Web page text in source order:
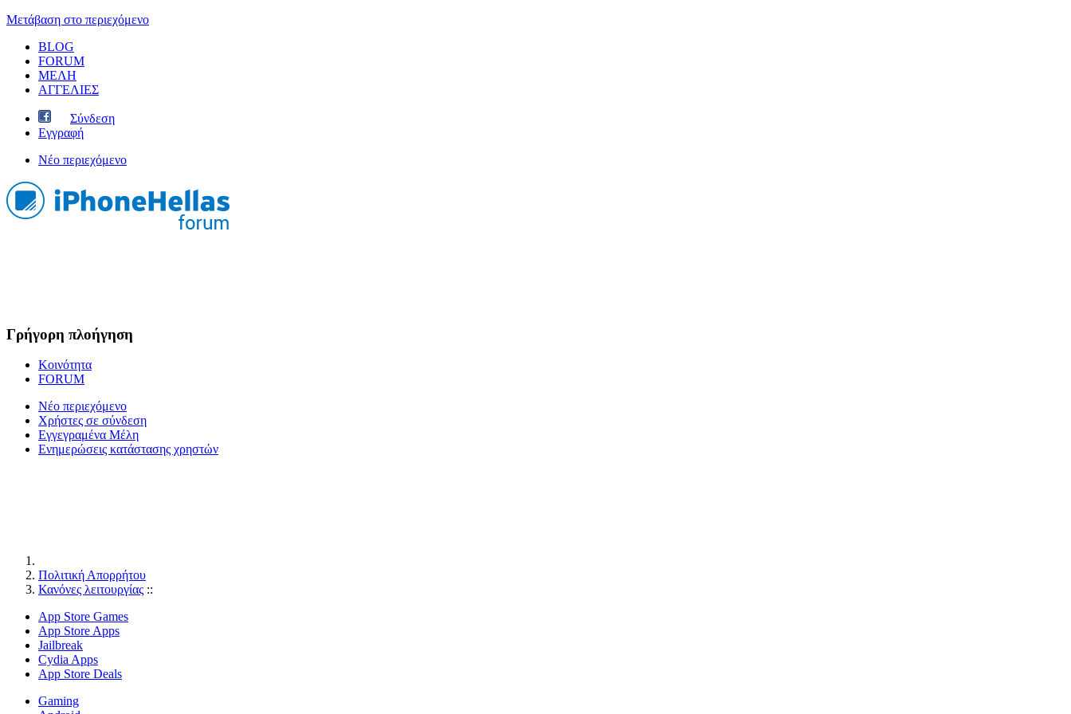
Μετάβαση στο περιεχόμενο
BLOG
FORUM
ΜΕΛΗ
ΑΓΓΕΛΙΕΣ
Σύνδεση
Εγγραφή
Νέο περιεχόμενο
Γρήγορη πλοήγηση
Κοινότητα
FORUM
Νέο περιεχόμενο
Χρήστες σε σύνδεση
Εγγεγραμένα Μέλη
Ενημερώσεις κατάστασης χρηστών
Πολιτική Απορρήτου
Κανόνες λειτουργίας ::
App Store Games
App Store Apps
Jailbreak
Cydia Apps
App Store Deals
Gaming